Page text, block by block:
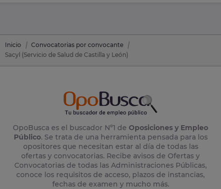
Inicio
Convocatorias por convocante
Sacyl (Servicio de Salud de Castilla y León)
OpoBusca es el buscador Nº1 de Oposiciones y Empleo
Público. Se trata de una herramienta pensada para los
opositores que necesitan estar al día de todas las
ofertas y convocatorias. Recibe avisos de Ofertas y
Convocatorias de todas las Administraciones Públicas,
conoce los requisitos de acceso, plazos de instancias,
fechas de examen y mucho más.